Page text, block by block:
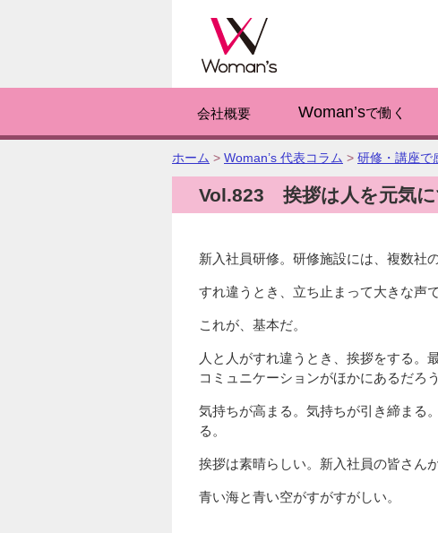
会社概要 Woman’sで働く
こ
の
ー
ホーム > Woman’s 代表コラム > 研修・講座で
Vol.823 挨拶は人を元気に
新入社員研修。研修施設には、複数社
すれ違うとき、立ち止まって大きな声
これが、基本だ。
人と人がすれ違うとき、挨拶をする。
コミュニケーションがほかにあるだろう
気持ちが高まる。気持ちが引き締まる
る。
挨拶は素晴らしい。新入社員の皆さん
青い海と青い空がすがすがしい。